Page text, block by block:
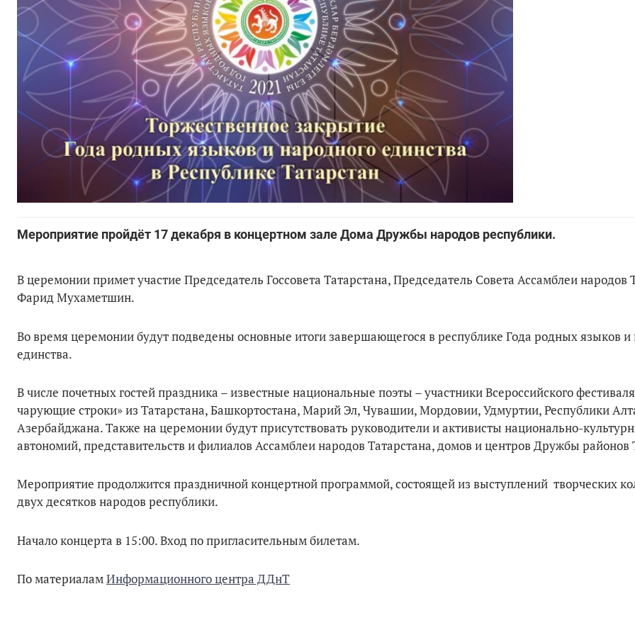
Мероприятие пройдёт 17 декабря в концертном зале Дома Дружбы народов республики.
В церемонии примет участие Председатель Госсовета Татарстана, Председатель Совета Ассамблеи народов
Фарид Мухаметшин.
Во время церемонии будут подведены основные итоги завершающегося в республике Года родных языков и
единства.
В числе почетных гостей праздника – известные национальные поэты – участники Всероссийского
чарующие строки» из Татарстана, Башкортостана, Марий Эл, Чувашии, Мордовии, Удмуртии, Республики
Азербайджана. Также на церемонии будут присутствовать руководители и активисты национально-
автономий, представительств и филиалов Ассамблеи народов Татарстана, домов и центров Дружбы районов
Мероприятие продолжится праздничной концертной программой, состоящей из выступлений творческих
двух десятков народов республики.
Начало концерта в 15:00. Вход по пригласительным билетам.
По материаламИнформационного центра ДДнТ